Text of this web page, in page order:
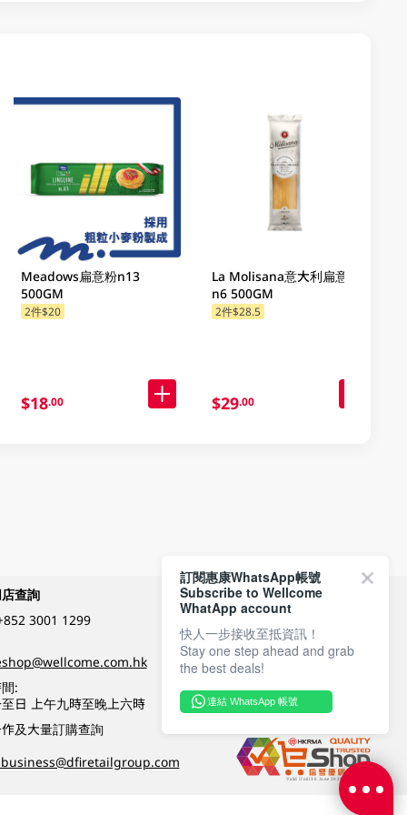
Meadows扁意粉n13
500GM
2件$20
$18.00
La Molisana意大利扁意粉
n6 500GM
2件$28.5
$29.00
查詢
3001 1299
:
日 上午九時至晚上六時
及大量訂購查詢
付款方式
關注我們
訂閱惠康WhatsApp帳號
Subscribe to Wellcome
WhatApp account
快人一步接收至抵資訊！
Stay one step ahead and grab
the best deals!
連結 WhatsApp 帳號